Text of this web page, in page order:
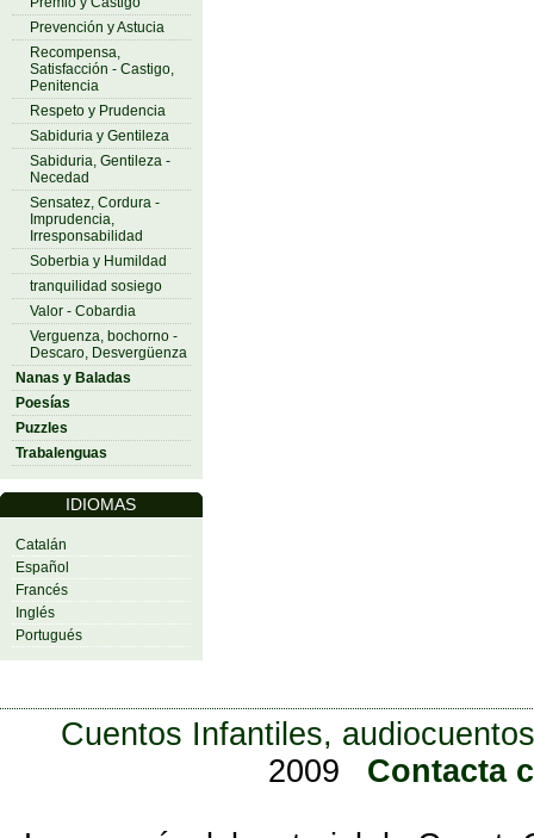
Prevención y Astucia
Recompensa,
Satisfacción - Castigo,
Penitencia
Respeto y Prudencia
Sabiduria y Gentileza
Sabiduria, Gentileza -
Necedad
Sensatez, Cordura -
Imprudencia,
Irresponsabilidad
Soberbia y Humildad
tranquilidad sosiego
Valor - Cobardia
Verguenza, bochorno -
Descaro, Desvergüenza
Nanas y Baladas
Poesías
Puzzles
Trabalenguas
IDIOMAS
Catalán
Español
Francés
Inglés
Portugués
Cuentos Infantiles,
2009
Contacta